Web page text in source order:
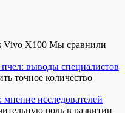
Vivo X100 Мы сравнили
выводы специалистов
точное количество
исследователей
роль в развитии